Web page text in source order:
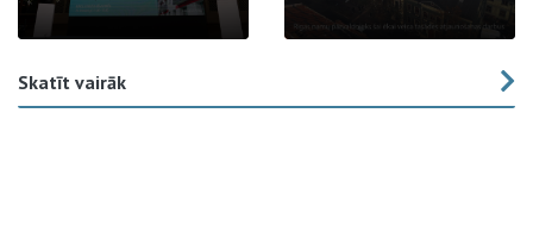
Skatīt vairāk